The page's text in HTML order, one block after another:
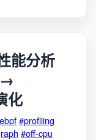
能分析
→
化
#profiling
#off-cpu